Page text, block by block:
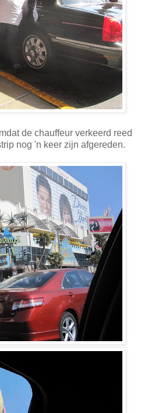
de chauffeur verkeerd reed
nog 'n keer zijn afgereden.